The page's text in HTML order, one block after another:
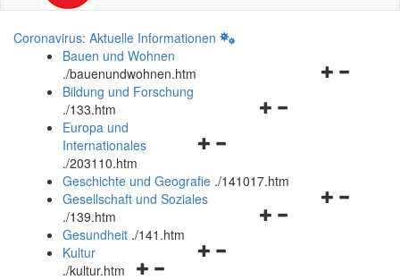
Coronavirus: Aktuelle Informationen
Bauen und Wohnen
./bauenundwohnen.htm
Navigationsmenü
Bildung und Forschung
./133.htm
Navigationsmenü
und
schließen
Europa und
Internationales
./203110.htm
Geschichte und Geografie ./141017.htm
Navigationsmenü
Gesellschaft und Soziales
./139.htm
Navigationsmenü
Gesundheit ./141.htm
Navigationsmenü
Kultur
./kultur.htm